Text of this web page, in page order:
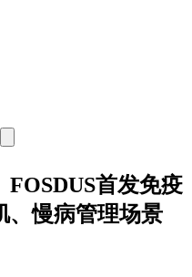
首发免疫
、慢病管理场景